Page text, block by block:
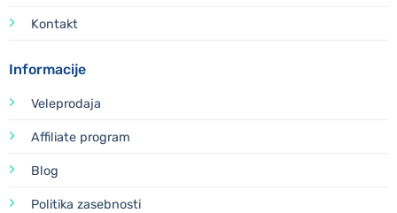
Kontakt
Informacije
Veleprodaja
Affiliate program
Blog
Politika zasebnosti